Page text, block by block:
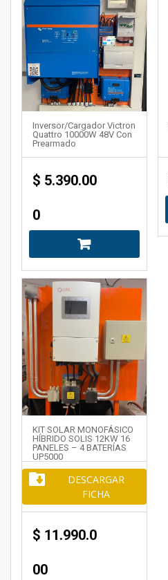
Inversor/cargador Victron
Quattro 10000W 48V Con
Prearmado
$ 5.390.00
0
KIT SOLAR MONOFÁSICO
HÍBRIDO SOLIS 12KW 16
PANELES – 4 BATERÍAS
UP5000
DESCARGAR
FICHA
$ 11.990.0
00